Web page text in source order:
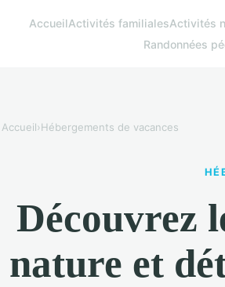
AccueilActivités familialesActivités
Randonnées
Accueil›Hébergements de vacances
Découvrez
nature et